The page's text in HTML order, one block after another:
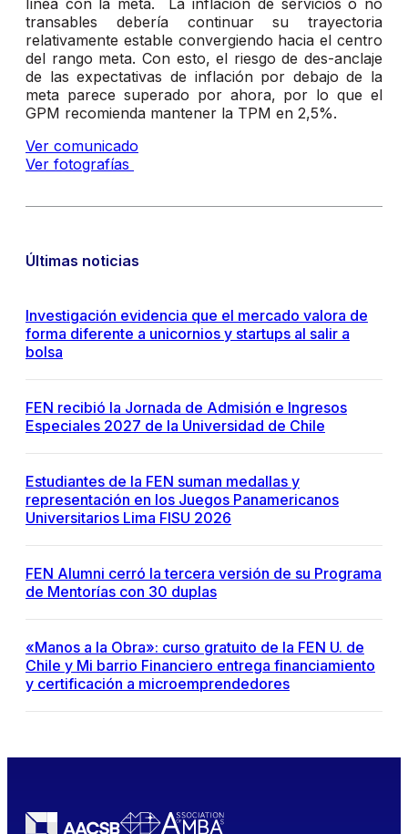
línea con la meta. La inflación de servicios o no
transables debería continuar su trayectoria
relativamente estable convergiendo hacia el centro
del rango meta. Con esto, el riesgo de des-anclaje
de las expectativas de inflación por debajo de la
meta parece superado por ahora, por lo que el
GPM recomienda mantener la TPM en 2,5%.
Ver comunicado
Ver fotografías
Últimas noticias
Investigación evidencia que el mercado valora de
forma diferente a unicornios y startups al salir a
bolsa
FEN recibió la Jornada de Admisión e Ingresos
Especiales 2027 de la Universidad de Chile
Estudiantes de la FEN suman medallas y
representación en los Juegos Panamericanos
Universitarios Lima FISU 2026
FEN Alumni cerró la tercera versión de su Programa
de Mentorías con 30 duplas
«Manos a la Obra»: curso gratuito de la FEN U. de
Chile y Mi barrio Financiero entrega financiamiento
y certificación a microemprendedores